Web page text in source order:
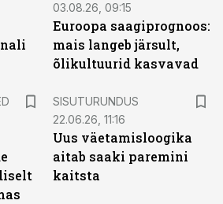
03.08.26, 09:15
Euroopa saagiprognoos:
mais langeb järsult,
õlikultuurid kasvavad
SISUTURUNDUS
22.06.26, 11:16
Uus väetamisloogika
aitab saaki paremini
kaitsta